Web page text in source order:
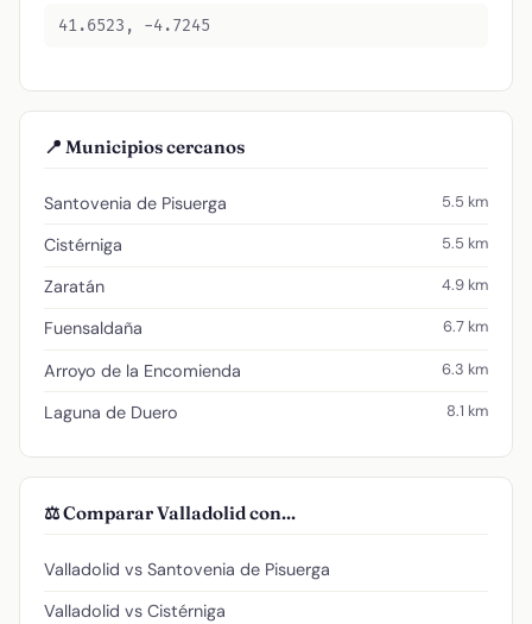
41.6523, -4.7245
📍 Municipios cercanos
Santovenia de Pisuerga 5.5 km
Cistérniga 5.5 km
Zaratán 4.9 km
Fuensaldaña 6.7 km
Arroyo de la Encomienda 6.3 km
Laguna de Duero 8.1 km
⚖️ Comparar Valladolid con...
Valladolid vs Santovenia de Pisuerga
Valladolid vs Cistérniga